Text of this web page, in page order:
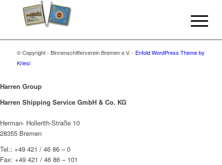
© Copyright - Binnenschifferverein Bremen e.V. - Enfold WordPress Theme by
Kriesi
Harren Group
Harren Shipping Service GmbH & Co. KG
Herman- Hollerith-Straße 10
28355 Bremen
Tel.: +49 421 / 46 86 – 0
Fax: +49 421 / 46 86 – 101